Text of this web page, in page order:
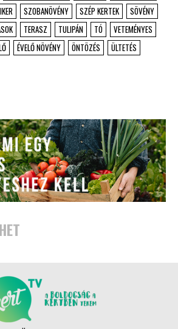
SZOBANÖVÉNY SZÉP KERTEK
SÖVÉNY
TERASZ TULIPÁN TÓ
VETEMÉNYES
ÉVELŐ NÖVÉNY ÖNTÖZÉS
ÜLTETÉS